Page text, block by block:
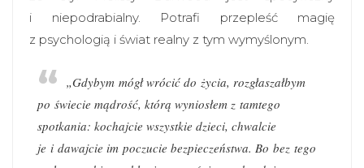
i niepodrabialny. Potrafi przepleść magię
z psychologią i świat realny z tym wymyślonym.
„Gdybym mógł wrócić do życia, rozgłaszałbym
po świecie mądrość, którą wyniosłem z tamtego
spotkania: kochajcie wszystkie dzieci, chwalcie
je i dawajcie im poczucie bezpieczeństwa. Bo bez tego